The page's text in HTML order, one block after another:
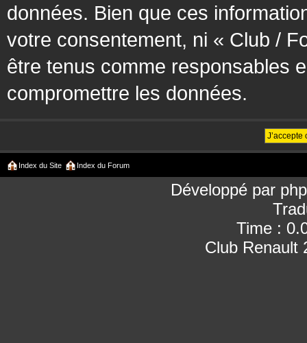
données. Bien que ces
votre consentement, ni « Club /
être tenus comme responsables
compromettre les données.
Index du Site Index du Forum
Développé par
Time :
Club Renault